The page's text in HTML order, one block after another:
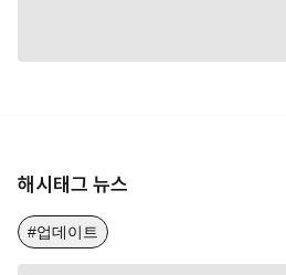
해시태그 뉴스
#업데이트